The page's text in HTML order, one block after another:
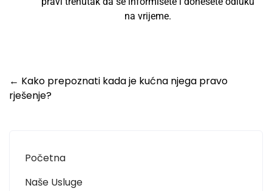
na vrijeme.
← Kako prepoznati kada je kućna njega pravo
rješenje?
Početna
Naše Usluge